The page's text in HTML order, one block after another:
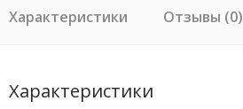
Характеристики Отзывы (0)
Характеристики